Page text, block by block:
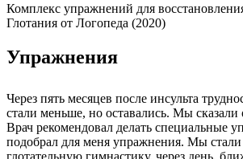
Комплекс упражнений для
Глотания от Логопеда (2020)
Упражнения
Через пять месяцев после инсульта
стали меньше, но оставались. Мы сказали
Врач рекомендовал делать специальные
подобрал для меня упражнения. Мы стали